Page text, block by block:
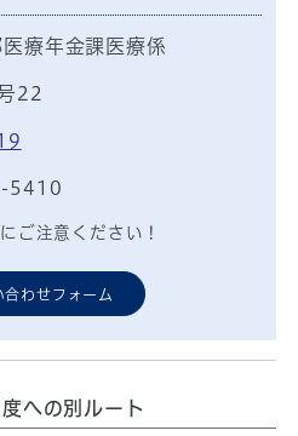
療年金課医療係
22
5410
ご注意ください！
合わせフォーム
への別ルート